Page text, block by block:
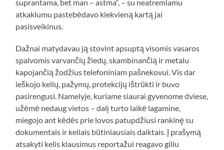
suprantama, bet man – astma“, – su neatremiamu
atkaklumu pastebėdavo kiekvieną kartą jai
pasisveikinus.
Dažnai matydavau ją stovint apsuptą visomis vasaros
spalvomis varvančių žiedų, skambinančią ir metalu
kapojančią žodžius telefoniniam pašnekovui. Vis dar
ieškojo kelių, pažymų, protekcijų ištrūkti ir buvo
pasirengusi. Namelyje, kuriame siaurai gyvenome dviese,
užėmė nedaug vietos – dalį turto laikė lagamine,
miegojo ant kėdės prie lovos patupdžiusi rankinę su
dokumentais ir keliais būtiniausiais daiktais. Į prašymą
atsakyti kelis klausimus reportažui reagavo giliu